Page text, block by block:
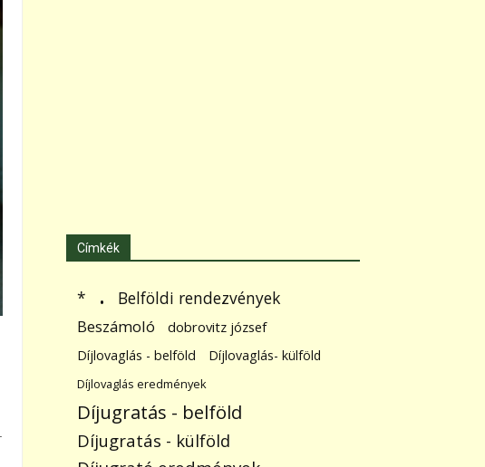
Címkék
* . Belföldi rendezvények
Beszámoló dobrovitz józsef
Díjlovaglás - belföld Díjlovaglás- külföld
Díjlovaglás eredmények
Díjugratás - belföld
Díjugratás - külföld